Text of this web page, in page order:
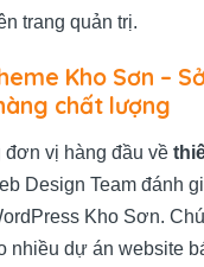
trang quản trị.
Kho Sơn –
chất lượng
đơn vị hàng đầu về
Design Team đánh
Kho Sơn.
nhiều dự án website